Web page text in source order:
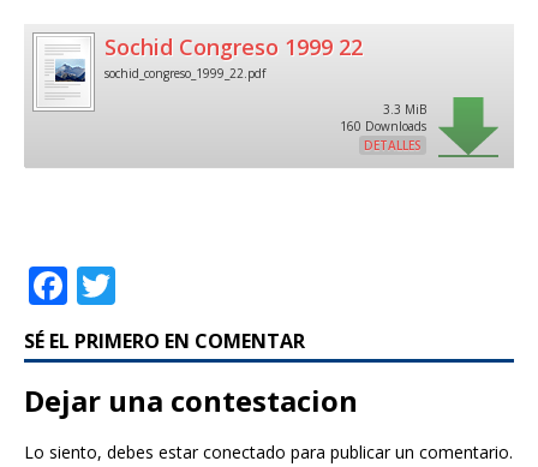
Sochid Congreso 1999 22
sochid_congreso_1999_22.pdf
3.3 MiB
160 Downloads
DETALLES
F
a
c
e
b
w
it
te
r
SÉ EL PRIMERO EN COMENTAR
Dejar una contestacion
Lo siento, debes estarconectado para publicar un comentario.